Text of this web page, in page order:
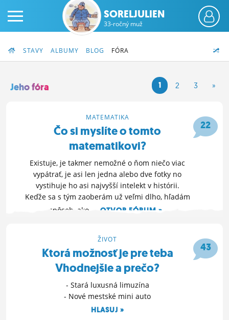
ČINŽIAK
FÓRUM
STATUSY
BLOGY
MÔJ PROFIL
NASTAVENIA
SORELJULIEN
33-ročný muž
STAVY ALBUMY BLOG FÓRA
Jeho fóra 1 2 3 »
22
MATEMATIKA
Čo si myslíte o tomto
matematikovi?
Existuje, je takmer nemožné o ňom niečo viac
vypátrať, je asi len jedna alebo dve fotky no
vystihuje ho asi najvyšší intelekt v histórii.
Keďže sa s tým zaoberám už veľmi dlho, hľadám
spôsob, ako...
OTVOR FÓRUM »
43
ŽIVOT
Ktorá možnosť je pre teba
Vhodnejšie a prečo?
- Stará luxusná limuzína
- Nové mestské mini auto
HLASUJ »